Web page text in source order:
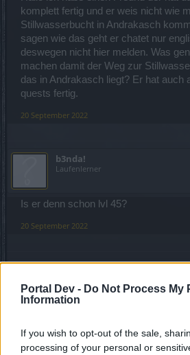
Portal Dev - Do Not Process My
Information
If you wish to opt-out of the sale,
processing of your personal or
komplett fertig und er weis nicht wie
Stillwasserbucht in Andrakasch
sagen wie das geht er chatet nur
deswegen nicht hier melden. Was
machen damit der Weg zur
das in Andrakasch liegt? Er hat auch
quests fertig.
20 September 2022
b3nda!
Laufenlerner
Is er denn schon lvl 45?
20 September 2022
Is er denn schon lvl 45?